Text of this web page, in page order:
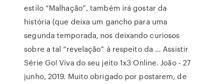
estilo “Malhação”, também irá gostar da
história (que deixa um gancho para uma
segunda temporada, nos deixando curiosos
sobre a tal “revelação” à respeito da … Assistir
Série Go! Viva do seu jeito 1x3 Online. João - 27
junho, 2019. Muito obrigado por postarem, de